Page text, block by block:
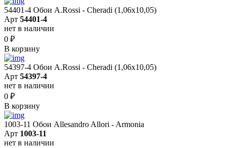
54401-4 Обои A.Rossi - Cheradi (1,06x10,05)
Арт 54401-4
нет в наличии
0 ₽
В корзину
54397-4 Обои A.Rossi - Cheradi (1,06x10,05)
Арт 54397-4
нет в наличии
0 ₽
В корзину
1003-11 Обои Allesandro Allori - Armonia
Арт 1003-11
нет в наличии